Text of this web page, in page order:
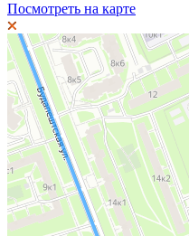
Посмотреть на карте